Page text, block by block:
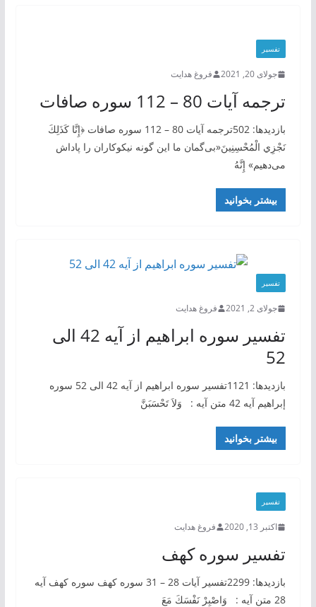
تفسیر
جولای 20, 2021 فروغ هدایت
ترجمه آیات 80 – 112 سوره صافات
بازدیدها: 502ترجمه آیات 80 – 112 سوره صافات ﴿إِنَّا كَذَلِكَ
نَجْزِي الْمُحْسِنِينَ«بی‌گمان ما این گونه نیکوکاران را پاداش
می‌دهیم» إِنَّهُ
بیشتر بخوانید
تفسیر
جولای 2, 2021 فروغ هدایت
تفسیر سوره ابراهیم از آیه 42 الی
52
بازدیدها: 1121تفسیر سوره ابراهیم از آیه 42 الی 52 سوره
إبراهيم آيه 42 ‏متن آيه : ‏ ‏ وَلاَ تَحْسَبَنَّ
بیشتر بخوانید
تفسیر
اکتبر 13, 2020 فروغ هدایت
تفسیر سوره کهف
بازدیدها: 2299تفسیر آیات 28 – 31 سوره کهف سوره كهف آيه
28 ‏متن آيه : ‏ ‏ وَاصْبِرْ نَفْسَكَ مَعَ